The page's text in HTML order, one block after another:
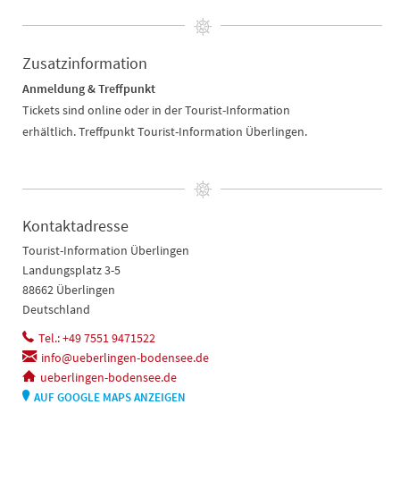
Zusatzinformation
Anmeldung & Treffpunkt
Tickets sind online oder in der Tourist-Information
erhältlich. Treffpunkt Tourist-Information Überlingen.
Kontaktadresse
Tourist-Information Überlingen
Landungsplatz 3-5
88662 Überlingen
Deutschland
Tel.: +49 7551 9471522
info@ueberlingen-bodensee.de
ueberlingen-bodensee.de
AUF GOOGLE MAPS ANZEIGEN